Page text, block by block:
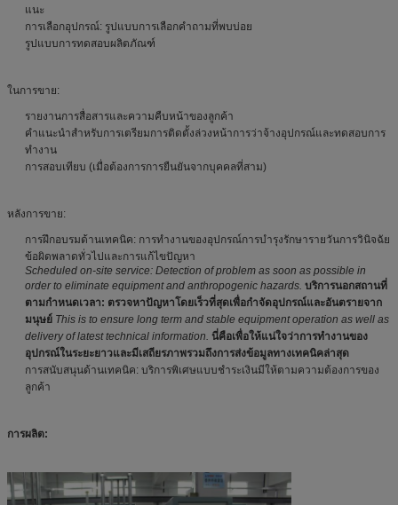
แนะ
การเลือกอุปกรณ์: รูปแบบการเลือกคำถามที่พบบ่อย
รูปแบบการทดสอบผลิตภัณฑ์
ในการขาย:
รายงานการสื่อสารและความคืบหน้าของลูกค้า
คำแนะนำสำหรับการเตรียมการติดตั้งล่วงหน้าการว่าจ้างอุปกรณ์และทดสอบการ
ทำงาน
การสอบเทียบ (เมื่อต้องการการยืนยันจากบุคคลที่สาม)
หลังการขาย:
การฝึกอบรมด้านเทคนิค: การทำงานของอุปกรณ์การบำรุงรักษารายวันการวินิจฉัย
ข้อผิดพลาดทั่วไปและการแก้ไขปัญหา
Scheduled on-site service: Detection of problem as soon as possible in
order to eliminate equipment and anthropogenic hazards. บริการนอกสถานที่
ตามกำหนดเวลา: ตรวจหาปัญหาโดยเร็วที่สุดเพื่อกำจัดอุปกรณ์และอันตรายจาก
มนุษย์ This is to ensure long term and stable equipment operation as well as
delivery of latest technical information. นี่คือเพื่อให้แน่ใจว่าการทำงานของ
อุปกรณ์ในระยะยาวและมีเสถียรภาพรวมถึงการส่งข้อมูลทางเทคนิคล่าสุด
การสนับสนุนด้านเทคนิค: บริการพิเศษแบบชำระเงินมีให้ตามความต้องการของ
ลูกค้า
การผลิต: